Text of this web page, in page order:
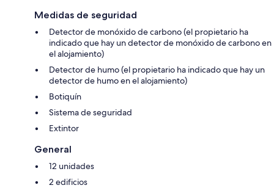
Medidas de seguridad
Detector de monóxido de carbono (el propietario ha
indicado que hay un detector de monóxido de carbono en
el alojamiento)
Detector de humo (el propietario ha indicado que hay un
detector de humo en el alojamiento)
Botiquín
Sistema de seguridad
Extintor
General
12 unidades
2 edificios